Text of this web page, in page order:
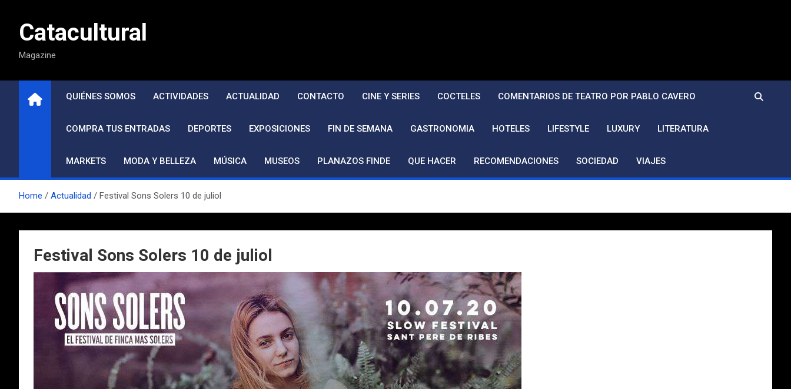
contenidoCatacultural
Magazine
QUIÉNES SOMOS ACTIVIDADES ACTUALIDAD CONTACTO CINE Y SERIES COCTELES COMENTARIOS DE TEATRO POR PABLO CAVERO
COMPRA TUS ENTRADAS DEPORTES EXPOSICIONES FIN DE SEMANA GASTRONOMIA HOTELES LIFESTYLE LUXURY LITERATURA
MARKETS MODA Y BELLEZA MÚSICA MUSEOS PLANAZOS FINDE QUE HACER RECOMENDACIONES SOCIEDAD VIAJES
Home Actualidad Festival Sons Solers 10 de juliol
Festival Sons Solers 10 de juliol